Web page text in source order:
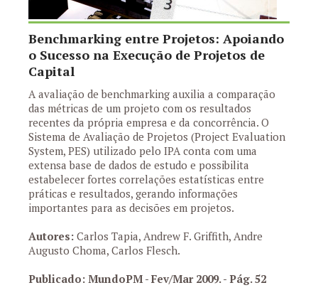
Benchmarking entre Projetos: Apoiando
o Sucesso na Execução de Projetos de
Capital
A avaliação de benchmarking auxilia a comparação
das métricas de um projeto com os resultados
recentes da própria empresa e da concorrência. O
Sistema de Avaliação de Projetos (Project Evaluation
System, PES) utilizado pelo IPA conta com uma
extensa base de dados de estudo e possibilita
estabelecer fortes correlações estatísticas entre
práticas e resultados, gerando informações
importantes para as decisões em projetos.
Autores: Carlos Tapia, Andrew F. Griffith, Andre
Augusto Choma, Carlos Flesch.
Publicado: MundoPM - Fev/Mar 2009.- Pág. 52